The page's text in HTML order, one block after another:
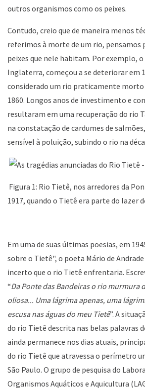
outros organismos como os peixes.
Contudo, creio que de maneira menos
referimos à morte de um rio,
peixes que nele habitam. Por exemplo,
Inglaterra, começou a se deteriorar em
considerado um rio praticamente morto
1860. Longos anos de investimento e
resultaram em uma recuperação do rio
na constatação de cardumes de
sensível à poluição, subindo o rio na
Figura 1: Rio Tietê, nos arredores da
1917, quando o Tietê era parte do lazer
Em uma de suas últimas poesias, em
sobre o Tietê", o poeta Mário de
incerto que o rio Tietê enfrentaria.
“Da Ponte das Bandeiras o rio murmura
oliosa... Uma lágrima apenas, uma
escusa nas águas do meu Tietê”. A
do rio Tietê descrita nas belas palavras
ainda permanece nos dias atuais,
do rio Tietê que atravessa o perímetro
São Paulo. O grupo de pesquisa do
Organismos Aquáticos e Aquicultura